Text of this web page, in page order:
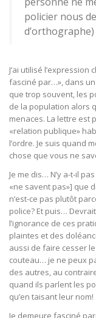
policier nous
d’orthographe)
J’ai utilisé
fasciné par…», dans
que trop souvent, les
de la population alors
menaces. La lettre est
«relation publique»
l’ordre. Je suis quand
chose que vous ne
Je me dis… N’y a-t-il
«ne savent pas»] que
n’est-ce pas plutôt
police? Et puis…
l’ignorance de ces
plaintes et des
aussi de faire cesser
couteau… je ne peux
des autres, au
quand ils parlent les
qu’en taisant leur nom!
Je demeure fasciné